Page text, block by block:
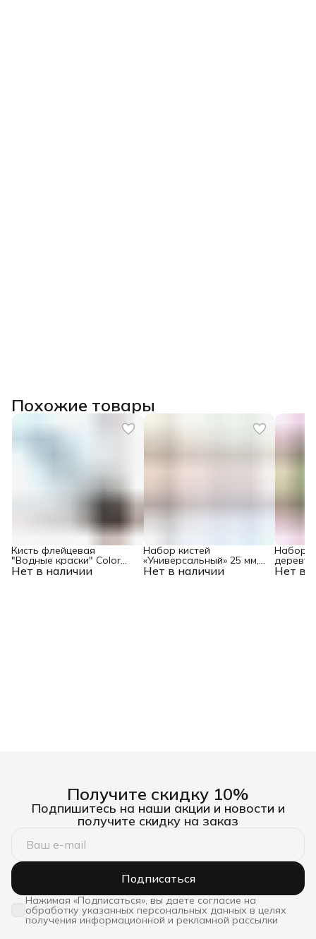
Похожие товары
Нет в наличии
Кисть флейцевая
"Водные краски" Color
Line 50 x 12 мм Matrix Нет в наличии
Набор кистей
«Универсальный» 25 мм,
35 мм, 50 мм Color Line Нет в
Набор
мм
Получите скидку 10%
Подпишитесь на наши акции и новости и
получите скидку на заказ
Подписаться
Нажимая «Подписаться», вы даете согласие на
обработку указанных персональных данных в целях
получения информационной и рекламной рассылки